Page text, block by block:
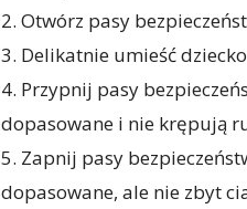
2. Otwórz pasy
3. Delikatnie umieść
4. Przypnij pasy
dopasowane i nie krępują
5. Zapnij pasy
dopasowane, ale nie zbyt